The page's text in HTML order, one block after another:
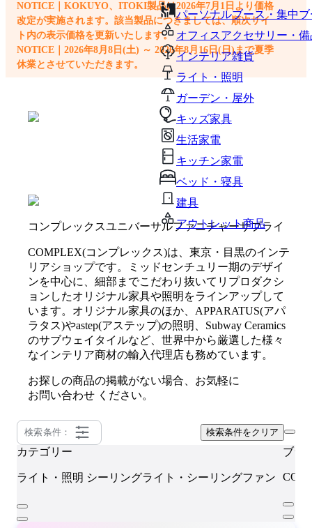
パーソナルブース・集中
オフィスアクセサリー・備
インテリア雑貨
ライト・照明
ガーデン・屋外
キッズ家具
生活家電
キッチン家電
ベッド・寝具
建具
アウトレット商品
NOTICE｜KOKUYO、ITOKI製品は2026年7月1日より価格
改定が実施されます。該当製品につきましては、順次サイ
ト内の表示価格を更新いたします。
NOTICE｜2026年8月8日(土) ～ 2026年8月16日(日)まで夏季
休業とさせていただきます。
コンプレックスユニバーサルファニチャーサプライ
COMPLEX(コンプレックス)は、東京・目黒のインテ
リアショップです。ミッドセンチュリー期のデザイ
ンを中心に、細部までこだわり抜いてリプロダクシ
ョンしたオリジナル家具や照明をラインアップして
います。オリジナル家具のほか、APPARATUS(アパ
ラタス)やastep(アステップ)の照明、Subway Ceramics
のサブウェイタイルなど、世界中から厳選した様々
なインテリア商材の輸入代理店も務めています。
お探しの商品の掲載がない場合、お気軽に
お問い合わせ ください。
検索条件： 検索条件をクリア
カテゴリー
ライト・照明 シーリングライト・シーリングファン
ブラ